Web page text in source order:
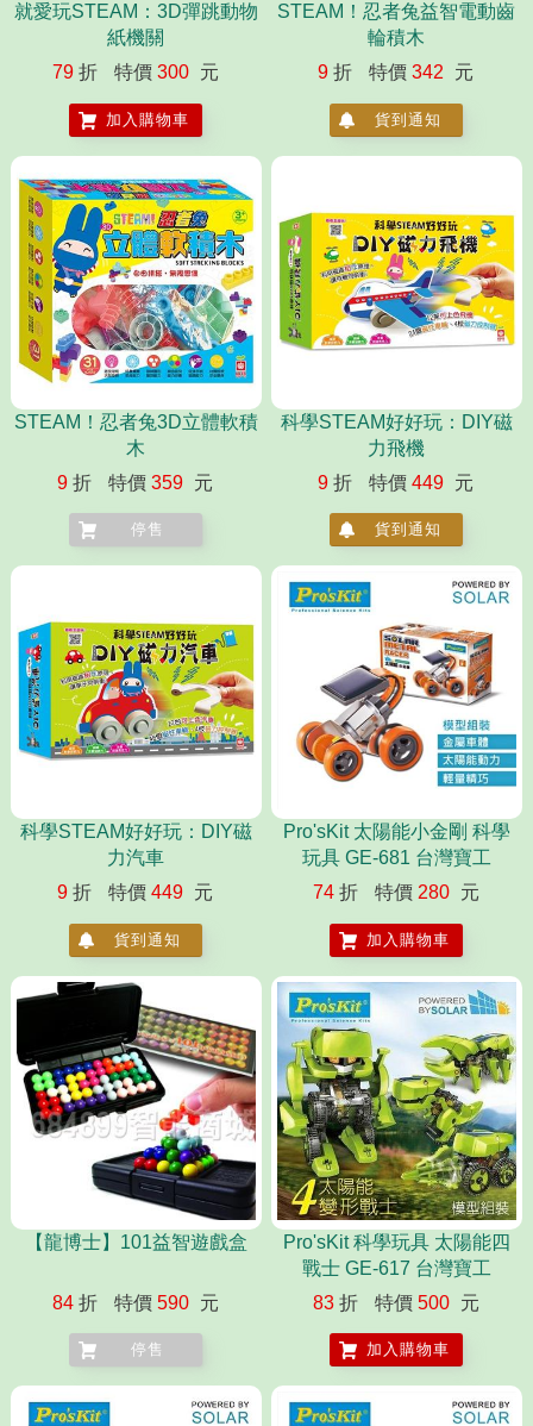
就愛玩STEAM：3D彈跳動物
紙機關
79 折 特價 300 元
加入購物車
STEAM！忍者兔益智電動齒
輪積木
9 折 特價 342 元
貨到通知
STEAM！忍者兔3D立體軟積
木
9 折 特價 359 元
停售
科學STEAM好好玩：DIY磁
力飛機
9 折 特價 449 元
貨到通知
科學STEAM好好玩：DIY磁
力汽車
9 折 特價 449 元
貨到通知
Pro'sKit 太陽能小金剛 科學
玩具 GE-681 台灣寶工
74 折 特價 280 元
加入購物車
【龍博士】101益智遊戲盒
84 折 特價 590 元
停售
Pro'sKit 科學玩具 太陽能四
戰士 GE-617 台灣寶工
83 折 特價 500 元
加入購物車